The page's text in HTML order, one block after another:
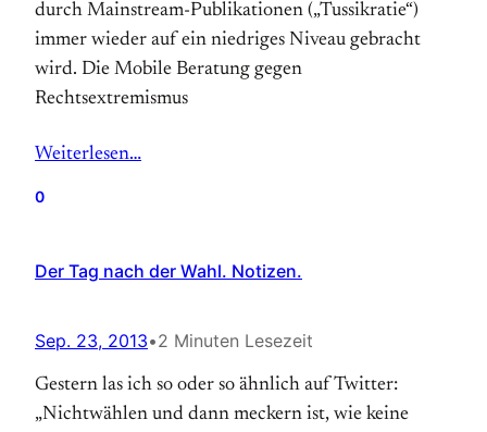
durch Mainstream-Publikationen („Tussikratie“)
immer wieder auf ein niedriges Niveau gebracht
wird. Die Mobile Beratung gegen
Rechtsextremismus
Weiterlesen…
0
Der Tag nach der Wahl. Notizen.
Sep. 23, 2013•2 Minuten Lesezeit
Gestern las ich so oder so ähnlich auf Twitter:
„Nichtwählen und dann meckern ist, wie keine